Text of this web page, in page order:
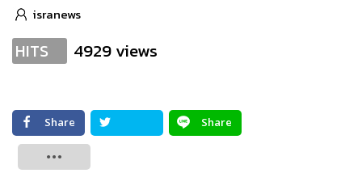
isranews
HITS 4929 views
Share
Share